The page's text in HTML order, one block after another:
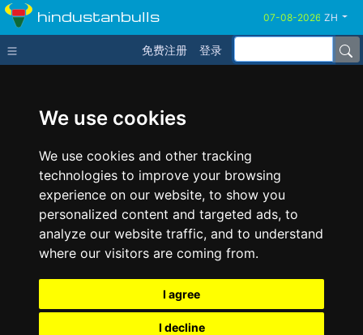
We use cookies
We use cookies and other tracking
technologies to improve your browsing
experience on our website, to show you
personalized content and targeted ads, to
analyze our website traffic, and to understand
where our visitors are coming from.
I agree
I decline
hindustanbulls ZH
免费注册 登录